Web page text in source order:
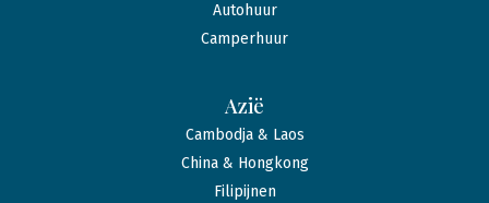
Autohuur
Camperhuur
Azië
Cambodja & Laos
China & Hongkong
Filipijnen